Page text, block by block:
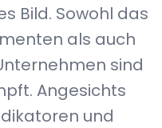
Bild. Sowohl das
als auch
sind
Angesichts
und